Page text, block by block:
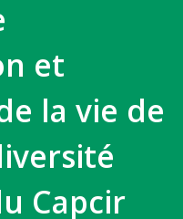
et
la vie de
Capcir